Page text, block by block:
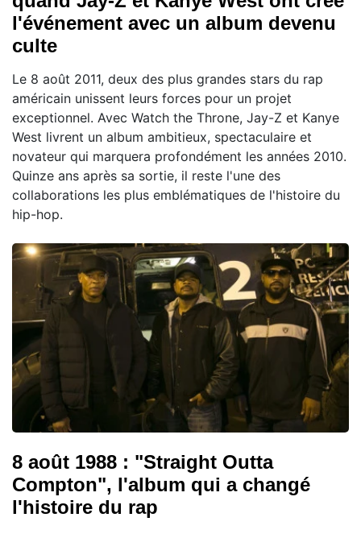
l'événement avec un album devenu
culte
Le 8 août 2011, deux des plus grandes stars du rap
américain unissent leurs forces pour un projet
exceptionnel. Avec Watch the Throne, Jay-Z et Kanye
West livrent un album ambitieux, spectaculaire et
novateur qui marquera profondément les années 2010.
Quinze ans après sa sortie, il reste l'une des
collaborations les plus emblématiques de l'histoire du
hip-hop.
8 août 1988 : "Straight Outta
Compton", l'album qui a changé
l'histoire du rap